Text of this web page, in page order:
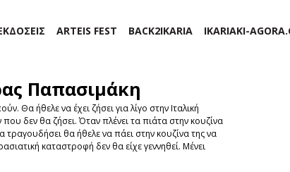
ARTEIS FEST BACK2IKARIA IKARIAKI-
Παπασιμάκη
Θα ήθελε να έχει ζήσει για λίγο στην Ιταλική
δεν θα ζήσει. Όταν πλένει τα πιάτα στην κουζίνα
τραγουδήσει θα ήθελε να πάει στην κουζίνα της να
καταστροφή δεν θα είχε γεννηθεί. Μένει